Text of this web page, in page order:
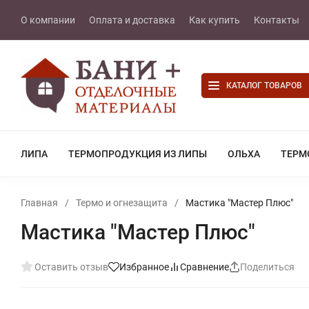
О компании Оплата и доставка Как купить Контакты
КАТАЛОГ ТОВАРОВ
ЛИПА ТЕРМОПРОДУКЦИЯ ИЗ ЛИПЫ ОЛЬХА
Главная / Термо и огнезащита / Мастика "Мастер Плюс"
Мастика "Мастер Плюс"
Оставить отзыв Избранное Сравнение Поделиться